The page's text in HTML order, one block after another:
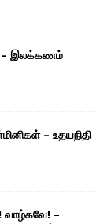
– இலக்கணம்
– உதயநிதி
வாழ்கவே! –